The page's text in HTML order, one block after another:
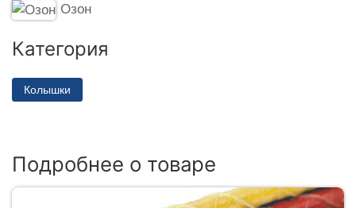
Озон
Категория
Колышки
Подробнее о товаре